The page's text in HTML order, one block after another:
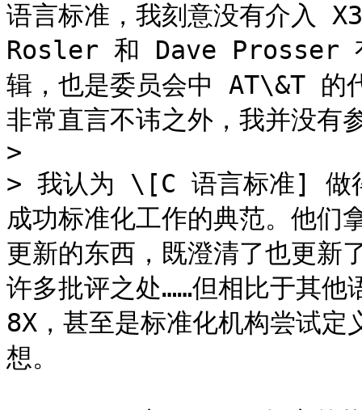
语言标准，我刻意没有介入
Rosler 和 Dave Prosser 有
辑，也是委员会中 AT\&T
非常直言不讳之外，我并没有
>
> 我认为 \[C 语言标准] 做得
成功标准化工作的典范。他们
更新的东西，既澄清了也更新
许多批评之处……但相比于其他
8X，甚至是标准化机构尝试
想。